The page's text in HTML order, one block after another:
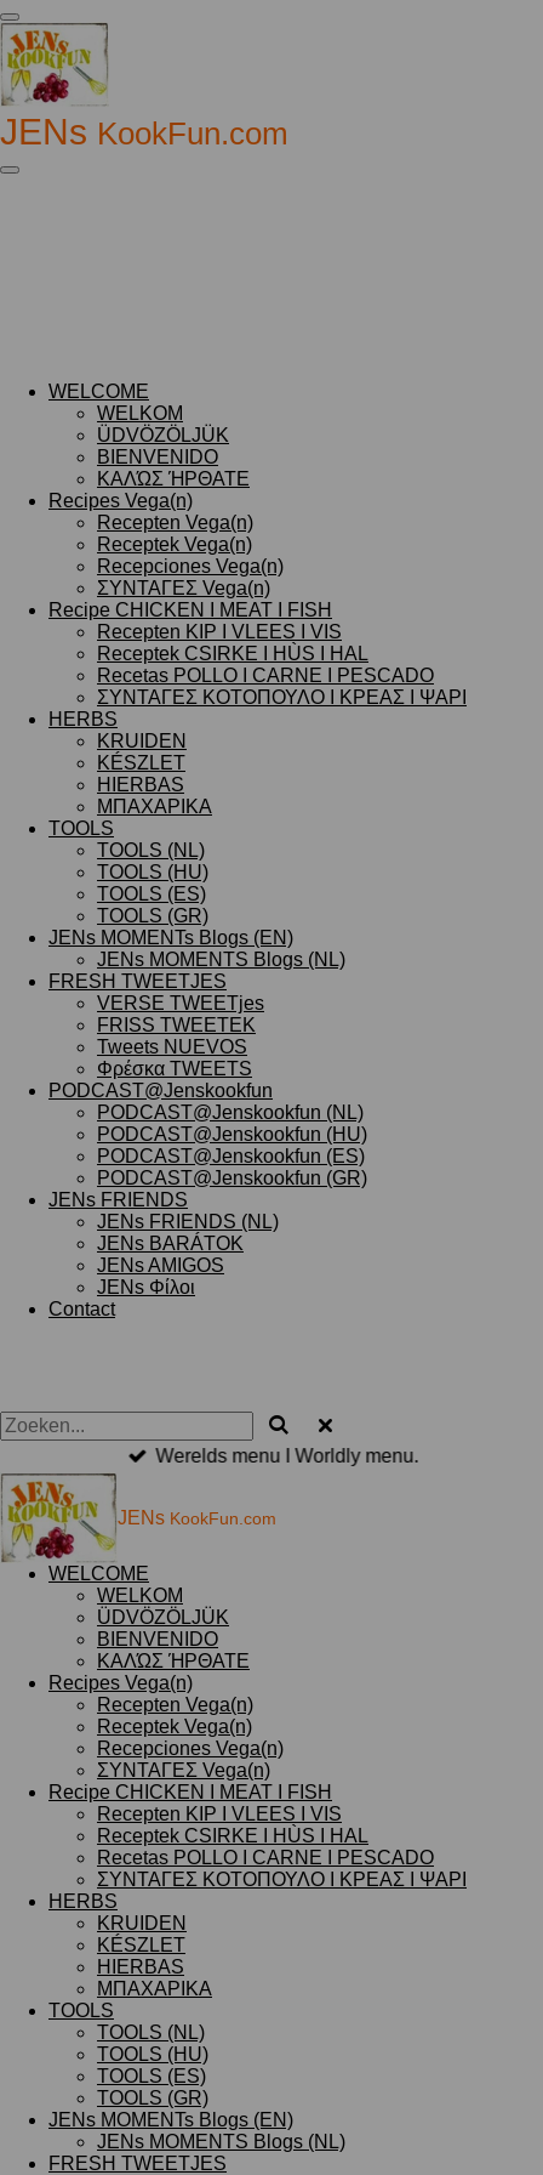
Ga
direct
naar
de
hoofdinhoud
JENs KookFun.com
WELCOME
WELKOM
ÜDVÖZÖLJÜK
BIENVENIDO
ΚΑΛΏΣ ΉΡΘΑΤΕ
Recipes Vega(n)
Recepten Vega(n)
Receptek Vega(n)
Recepciones Vega(n)
ΣΥΝΤΑΓΕΣ Vega(n)
Recipe CHICKEN I MEAT I FISH
Recepten KIP I VLEES I VIS
Receptek CSIRKE I HÙS I HAL
Recetas POLLO I CARNE I PESCADO
ΣΥΝΤΑΓΕΣ ΚΟΤΟΠΟΥΛΟ I ΚΡΕΑΣ I ΨΑΡΙ
HERBS
KRUIDEN
KÉSZLET
HIERBAS
ΜΠΑΧΑΡΙΚΑ
TOOLS
TOOLS (NL)
TOOLS (HU)
TOOLS (ES)
TOOLS (GR)
JENs MOMENTs Blogs (EN)
JENs MOMENTS Blogs (NL)
FRESH TWEETJES
VERSE TWEETjes
FRISS TWEETEK
Tweets NUEVOS
Φρέσκα TWEETS
PODCAST@Jenskookfun
PODCAST@Jenskookfun (NL)
PODCAST@Jenskookfun (HU)
PODCAST@Jenskookfun (ES)
PODCAST@Jenskookfun (GR)
JENs FRIENDS
JENs FRIENDS (NL)
JENs BARÁTOK
JENs AMIGOS
JENs Φίλοι
Contact
Werelds menu I Worldly menu.
JENs KookFun.com
WELCOME
WELKOM
ÜDVÖZÖLJÜK
BIENVENIDO
ΚΑΛΏΣ ΉΡΘΑΤΕ
Recipes Vega(n)
Recepten Vega(n)
Receptek Vega(n)
Recepciones Vega(n)
ΣΥΝΤΑΓΕΣ Vega(n)
Recipe CHICKEN I MEAT I FISH
Recepten KIP I VLEES I VIS
Receptek CSIRKE I HÙS I HAL
Recetas POLLO I CARNE I PESCADO
ΣΥΝΤΑΓΕΣ ΚΟΤΟΠΟΥΛΟ I ΚΡΕΑΣ I ΨΑΡΙ
HERBS
KRUIDEN
KÉSZLET
HIERBAS
ΜΠΑΧΑΡΙΚΑ
TOOLS
TOOLS (NL)
TOOLS (HU)
TOOLS (ES)
TOOLS (GR)
JENs MOMENTs Blogs (EN)
JENs MOMENTS Blogs (NL)
FRESH TWEETJES